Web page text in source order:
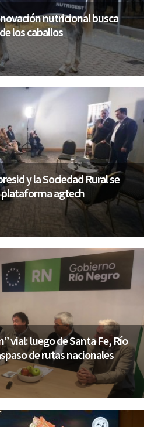
nutricional busca
los caballos
y la Sociedad Rural se
plataforma agtech
vial: luego de Santa Fe, Río
de rutas nacionales